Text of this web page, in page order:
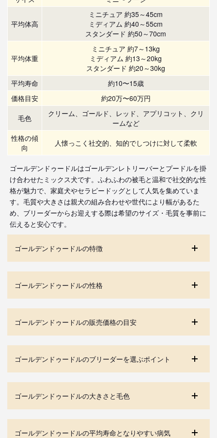
平均体高
ミニチュア 約35～45cm
ミディアム 約40～55cm
スタンダード 約50～70cm
平均体重
ミニチュア 約7～13kg
ミディアム 約13～20kg
スタンダード 約20～30kg
平均寿命
約10〜15歳
価格目安
約20万〜60万円
毛色
クリーム、ゴールド、レッド、アプリコット、クリ
ームなど
性格の傾
向
人懐っこく社交的、知的でしつけに対して柔軟
ゴールデンドゥードルはゴールデンレトリーバーとプードルを掛
け合わせたミックス犬です。ふわふわの被毛と温和で社交的な性
格が魅力で、家庭犬やセラピードッグとして人気を集めていま
す。毛質や大きさは親犬の組み合わせや世代により幅があるた
め、ブリーダーからお迎えする際は希望のサイズ・毛質を事前に
伝えると安心です。
ゴールデンドゥードルの特徴
ゴールデンドゥードルの性格
ゴールデンドゥードルの販売価格の目安
ゴールデンドゥードルのブリーダーを選ぶポイント
ゴールデンドゥードルの大きさと毛色
ゴールデンドゥードルの平均寿命となりやすい病気